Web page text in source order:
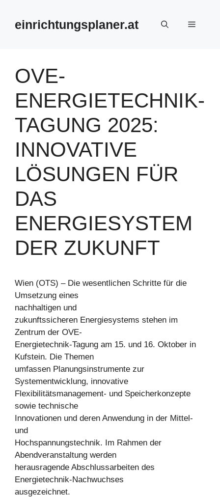
springeneinrichtungsplaner.at Menü
OVE-
ENERGIETECHNIK-
TAGUNG 2025:
INNOVATIVE
LÖSUNGEN FÜR
DAS
ENERGIESYSTEM
DER ZUKUNFT
Wien (OTS) – Die wesentlichen Schritte für die
Umsetzung eines
nachhaltigen und
zukunftssicheren Energiesystems stehen im
Zentrum der OVE-
Energietechnik-Tagung am 15. und 16. Oktober in
Kufstein. Die Themen
umfassen Planungsinstrumente zur
Systementwicklung, innovative
Flexibilitätsmanagement- und Speicherkonzepte
sowie technische
Innovationen und deren Anwendung in der Mittel-
und
Hochspannungstechnik. Im Rahmen der
Abendveranstaltung werden
herausragende Abschlussarbeiten des
Energietechnik-Nachwuchses
ausgezeichnet.